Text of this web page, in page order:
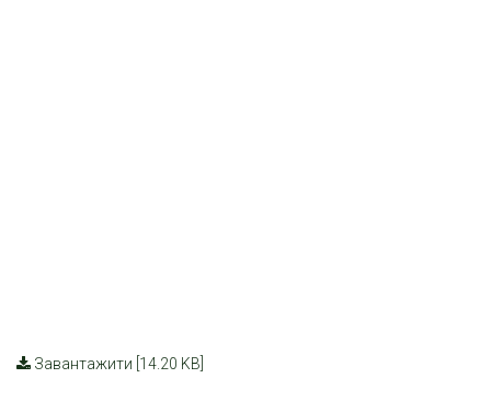
Завантажити [14.20 KB]